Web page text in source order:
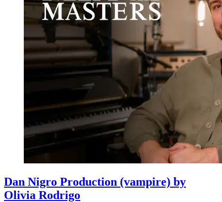
Dan Nigro Production (vampire) by
Olivia Rodrigo